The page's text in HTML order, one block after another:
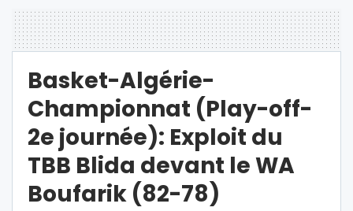
Basket-Algérie-
Championnat (Play-off-
2e journée): Exploit du
TBB Blida devant le WA
Boufarik (82-78)